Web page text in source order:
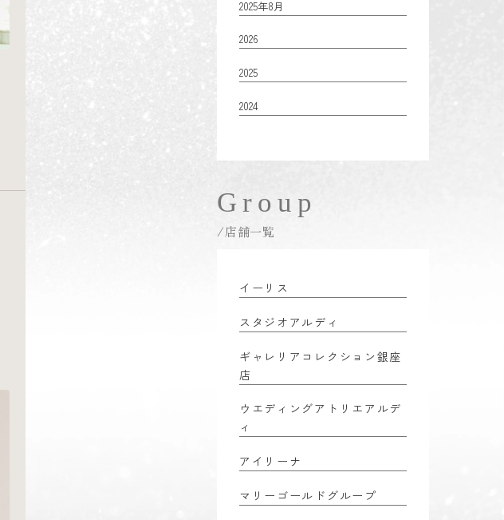
2025年8月
2026
2025
2024
Group
/店舗一覧
イーリス
スタジオアルディ
ギャレリアコレクション銀座
店
ウエディングアトリエアルデ
ィ
アイリーナ
マリーゴールドグループ